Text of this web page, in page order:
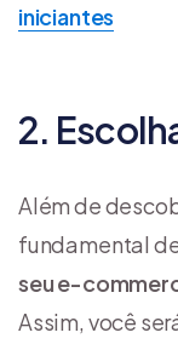
iniciantes
2.
Além de
fundamental
seu e-
Assim, você